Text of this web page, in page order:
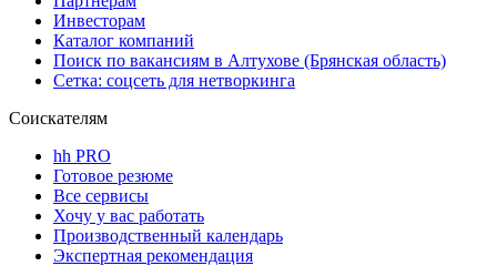
Инвесторам
Каталог компаний
Поиск по вакансиям в Алтухове (Брянская область)
Сетка: соцсеть для нетворкинга
Соискателям
hh PRO
Готовое резюме
Все сервисы
Хочу у вас работать
Производственный календарь
Экспертная рекомендация